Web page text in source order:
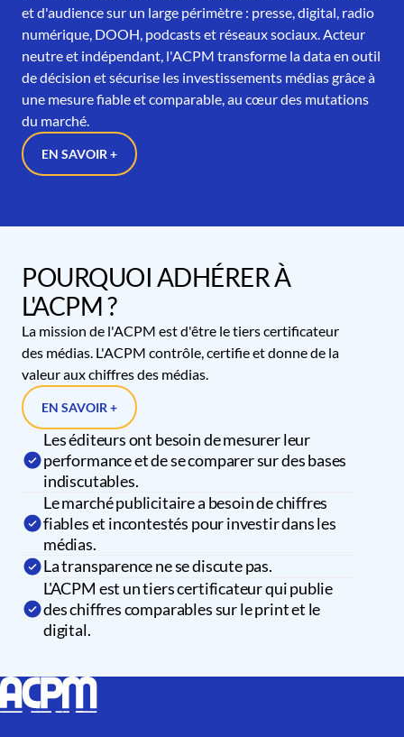
et d'audience sur un large périmètre : presse, digital, radio
numérique, DOOH, podcasts et réseaux sociaux. Acteur
neutre et indépendant, l'ACPM transforme la data en outil
de décision et sécurise les investissements médias grâce à
une mesure fiable et comparable, au cœur des mutations
du marché.
EN SAVOIR +
POURQUOI ADHÉRER À
L'ACPM ?
La mission de l'ACPM est d'être le tiers certificateur
des médias. L'ACPM contrôle, certifie et donne de la
valeur aux chiffres des médias.
EN SAVOIR +
Les éditeurs ont besoin de mesurer leur
performance et de se comparer sur des bases
indiscutables.
Le marché publicitaire a besoin de chiffres
fiables et incontestés pour investir dans les
médias.
La transparence ne se discute pas.
L'ACPM est un tiers certificateur qui publie
des chiffres comparables sur le print et le
digital.